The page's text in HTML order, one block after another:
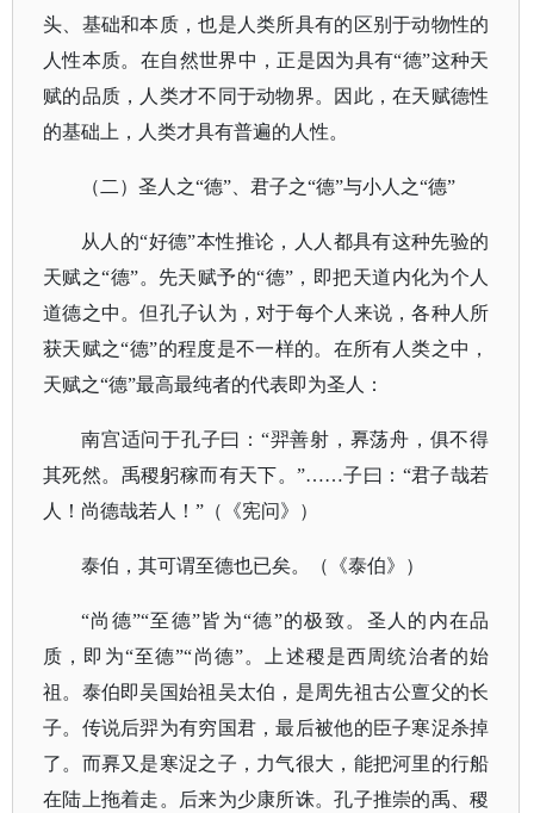
头、基础和本质，也是人类所具有的区别于动物性的
人性本质。在自然世界中，正是因为具有“德”这种天
赋的品质，人类才不同于动物界。因此，在天赋德性
的基础上，人类才具有普遍的人性。
（二）圣人之“德”、君子之“德”与小人之“德”
从人的“好德”本性推论，人人都具有这种先验的
天赋之“德”。先天赋予的“德”，即把天道内化为个人
道德之中。但孔子认为，对于每个人来说，各种人所
获天赋之“德”的程度是不一样的。在所有人类之中，
天赋之“德”最高最纯者的代表即为圣人：
南宫适问于孔子曰： “羿善射，奡荡舟，俱不得
其死然。禹稷躬稼而有天下。”……子曰：“君子哉若
人！尚德哉若人！”（《宪问》）
泰伯，其可谓至德也已矣。（《泰伯》）
“尚德”“至德”皆为“德”的极致。圣人的内在品
质，即为“至德”“尚德”。上述稷是西周统治者的始
祖。泰伯即吴国始祖吴太伯，是周先祖古公亶父的长
子。传说后羿为有穷国君，最后被他的臣子寒浞杀掉
了。而奡又是寒浞之子，力气很大，能把河里的行船
在陆上拖着走。后来为少康所诛。孔子推崇的禹、稷